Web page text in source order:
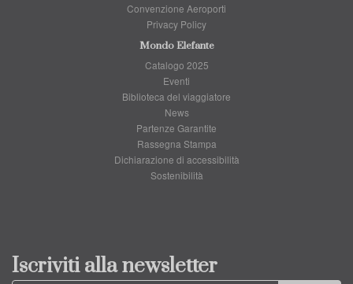
Convenzione Aeroporti
Privacy Policy
Mondo Elefante
Catalogo 2025
Eventi
Biblioteca del viaggiatore
News
Partenze Garantite
Rassegna Stampa
Dichiarazione di accessibilità
Sostenibilità
Iscriviti alla newsletter